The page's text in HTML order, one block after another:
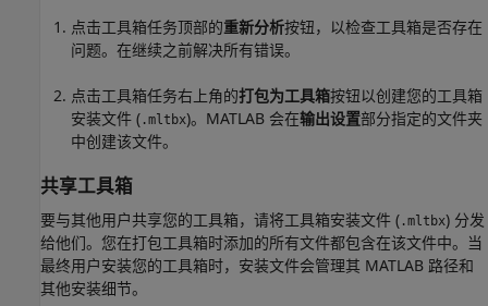
点击工具箱任务顶部的重新分析按钮，以检查工具箱是否存在
问题。在继续之前解决所有错误。
点击工具箱任务右上角的打包为工具箱按钮以创建您的工具箱
安装文件 ( .mltbx)。MATLAB 会在输出设置部分指定的文件夹
中创建该文件。
共享工具箱
要与其他用户共享您的工具箱，请将工具箱安装文件 ( .mltbx) 分发
给他们。您在打包工具箱时添加的所有文件都包含在该文件中。当
最终用户安装您的工具箱时，安装文件会管理其 MATLAB 路径和
其他安装细节。